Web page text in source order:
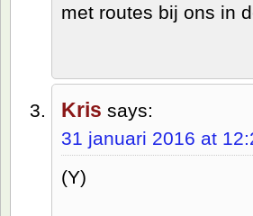
met routes bij ons in
Kris says:
31 januari 2016 at
(Y)